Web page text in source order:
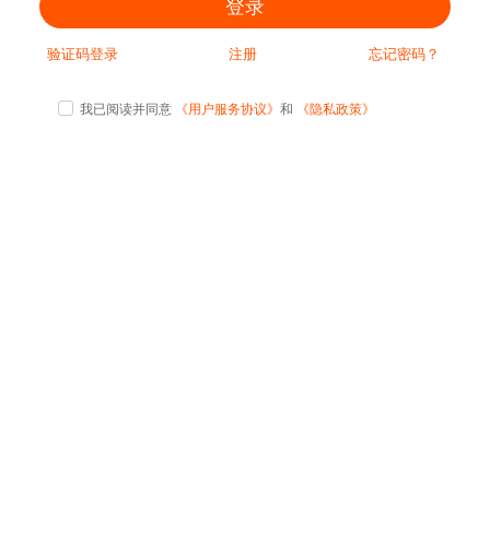
登录
验证码登录 注册 忘记密码？
我已阅读并同意 《用户服务协议》 和 《隐私政策》